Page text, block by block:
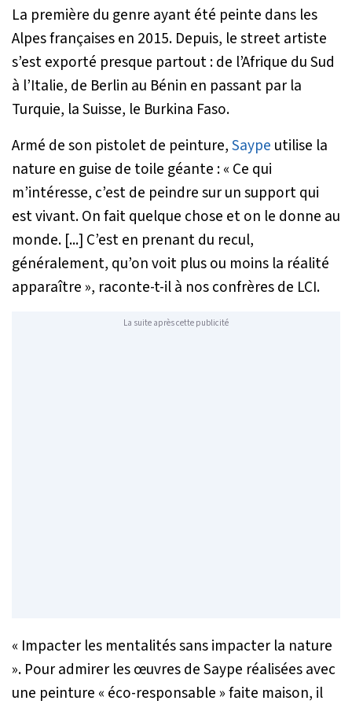
La première du genre ayant été peinte dans les
Alpes françaises en 2015. Depuis, le street artiste
s’est exporté presque partout : de l’Afrique du Sud
à l’Italie, de Berlin au Bénin en passant par la
Turquie, la Suisse, le Burkina Faso.
Armé de son pistolet de peinture,Saype utilise la
nature en guise de toile géante : « Ce qui
m’intéresse, c’est de peindre sur un support qui
est vivant. On fait quelque chose et on le donne au
monde. [...] C’est en prenant du recul,
généralement, qu’on voit plus ou moins la réalité
apparaître », raconte-t-il à nos confrères de LCI.
La suite après cette publicité
« Impacter les mentalités sans impacter la nature
». Pour admirer les œuvres de Saype réalisées avec
une peinture « éco-responsable » faite maison, il